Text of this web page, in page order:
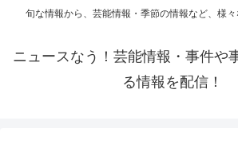
旬な情報から、芸能情報・季節の情報など、様々
ニュースなう！芸能情報・事件や
る情報を配信！